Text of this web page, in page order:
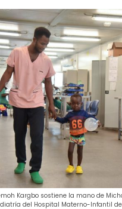
Kargbo sostiene la mano de
del Hospital Materno-Infantil de